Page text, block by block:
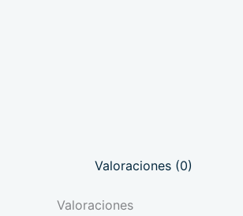
Valoraciones (0)
Valoraciones